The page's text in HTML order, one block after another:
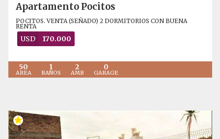
Apartamento Pocitos
POCITOS. VENTA (SEÑADO) 2 DORMITORIOS CON BUENA
RENTA
USD 170.000
50
AREA
1
BAÑOS
2
AMB
0
GARAGE